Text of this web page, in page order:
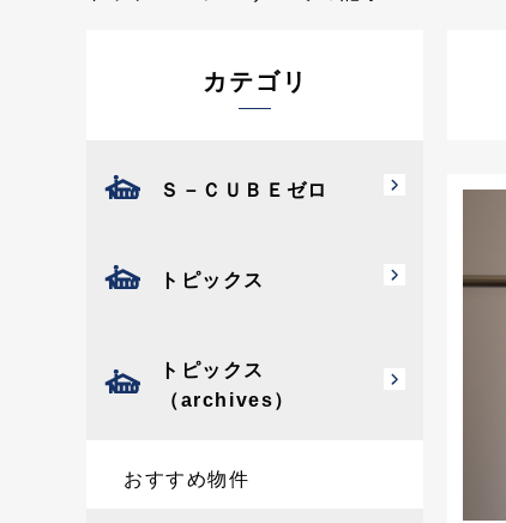
カテゴリ
Ｓ－ＣＵＢＥゼロ
トピックス
トピックス
（archives）
おすすめ物件